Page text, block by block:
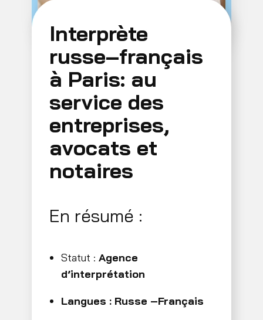
Interprète
russe–français
à Paris: au
service des
entreprises,
avocats et
notaires
En résumé :
Statut : Agence
d’interprétation
Langues : Russe –Français